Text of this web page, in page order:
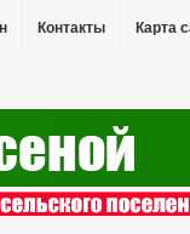
Контакты Карта